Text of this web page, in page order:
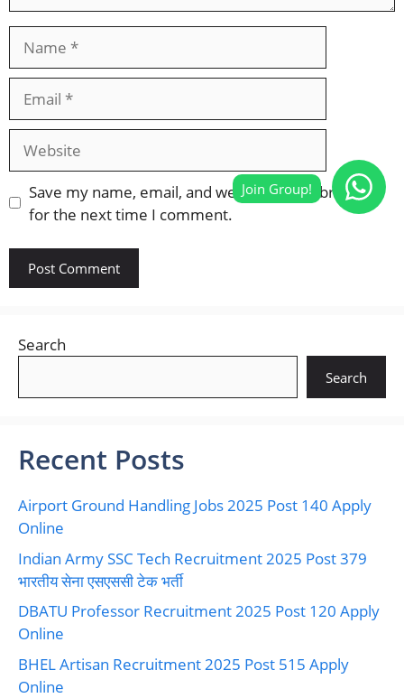
Website
Save my name, email, and website in this browser
for the next time I comment.
Search
Search
Recent Posts
Airport Ground Handling Jobs 2025 Post 140 Apply
Online
Indian Army SSC Tech Recruitment 2025 Post 379
भारतीय सेना एसएससी टेक भर्ती
DBATU Professor Recruitment 2025 Post 120 Apply
Online
BHEL Artisan Recruitment 2025 Post 515 Apply
Online